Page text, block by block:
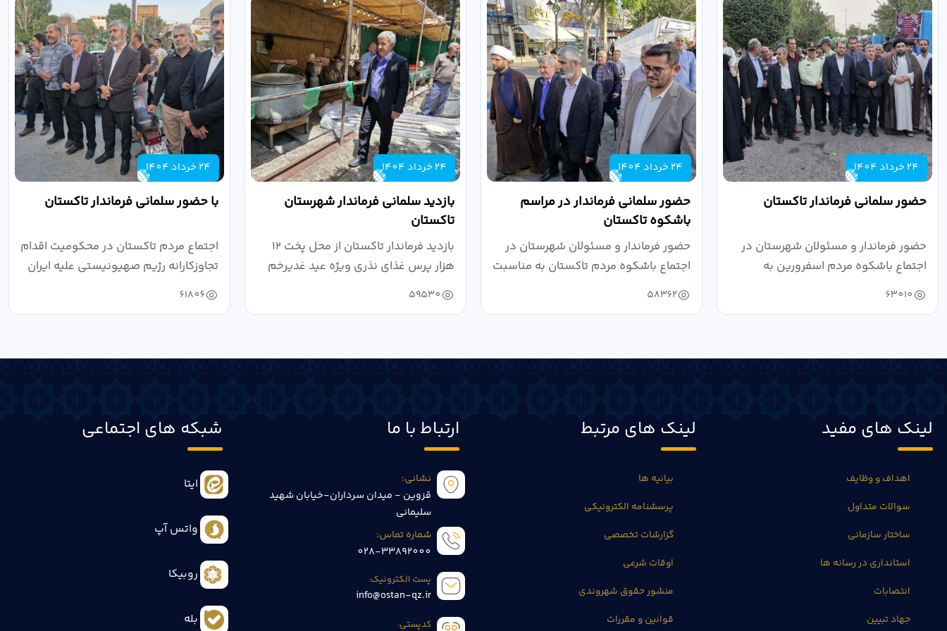
24 خرداد 1404
حضور سلمانی فرماندار تاکستان
حضور فرماندار و مسئولان شهرستان در
اجتماع باشکوه مردم اسفرورین به
مناسبت عید...
63010
24 خرداد 1404
حضور سلمانی فرماندار در مراسم
باشکوه تاکستان
حضور فرماندار و مسئولان شهرستان در
اجتماع باشکوه مردم تاکستان به مناسبت
عید...
58362
24 خرداد 1404
بازدید سلمانی فرماندار شهرستان
تاکستان
بازدید فرماندار تاکستان از محل پخت ۱۲
هزار پرس غذای نذری ویژه عید غدیرخم
...
59530
24 خرداد 1404
با حضور سلمانی فرماندار تاکستان
اجتماع مردم تاکستان در محکومیت اقدام
تجاوزکارانه رژیم صهیونیستی علیه ایران
...
61806
لینک های مفید
اهداف و وظایف
سوالات متداول
ساختار سازمانی
استانداری در رسانه ها
انتصابات
جهاد تبیین
لینک های مرتبط
بیانیه ها
پرسشنامه الکترونیکی
گزارشات تخصصی
اوقات شرعی
منشور حقوق شهروندی
قوانین و مقررات
ارتباط با ما
نشانی:
قزوین - میدان سرداران-خیابان شهید
سلیمانی
شماره تماس:
028-33892000
پست الکترونیک:
info@ostan-qz.ir
کدپستی:
شبکه های اجتماعی
ایتا
واتس آپ
روبیکا
بله